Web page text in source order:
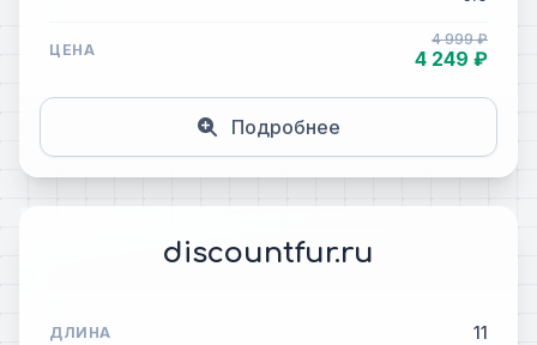
ЦЕНА
4 999 ₽
4 249 ₽
Подробнее
discountfur.ru
ДЛИНА 11